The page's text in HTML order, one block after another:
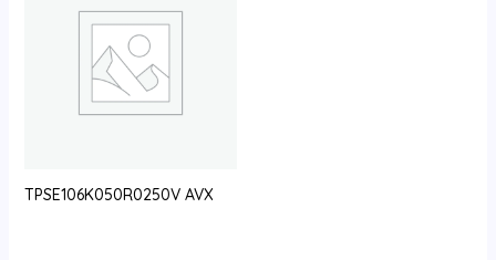
TPSE106K050R0250V AVX